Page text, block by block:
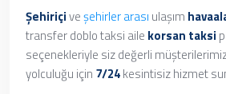
Şehiriçiveşehirler arası ulaşım
transfer doblo taksi aile korsan taksi
seçenekleriyle siz değerli
yolculuğu için 7/24kesintisiz hizmet